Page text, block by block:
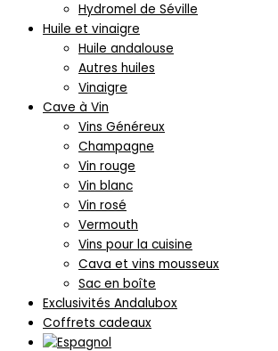
Hydromel de Séville
Huile et vinaigre
Huile andalouse
Autres huiles
Vinaigre
Cave à Vin
Vins Généreux
Champagne
Vin rouge
Vin blanc
Vin rosé
Vermouth
Vins pour la cuisine
Cava et vins mousseux
Sac en boîte
Exclusivités Andalubox
Coffrets cadeaux